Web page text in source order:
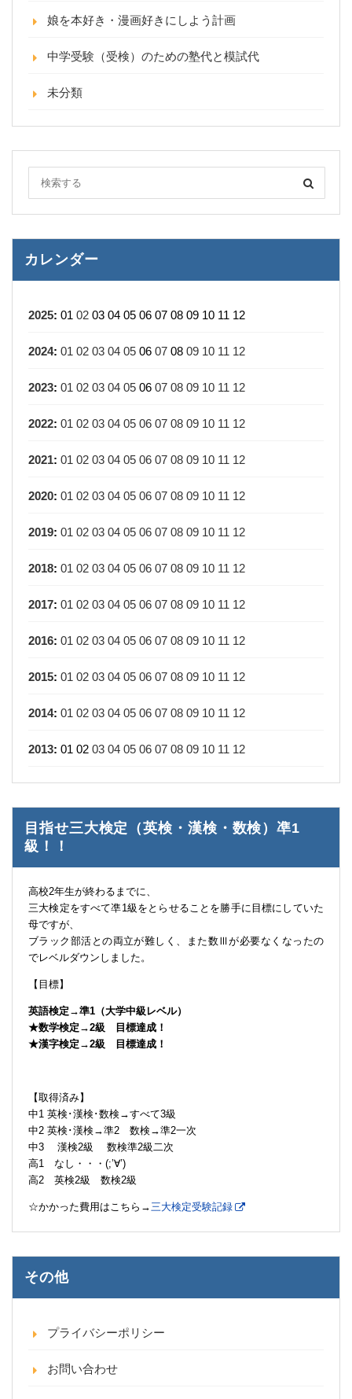
娘を本好き・漫画好きにしよう計画
中学受験（受検）のための塾代と模試代
未分類
カレンダー
2025: 01 02 03 04 05 06 07 08 09 10 11 12
2024: 01 02 03 04 05 06 07 08 09 10 11 12
2023: 01 02 03 04 05 06 07 08 09 10 11 12
2022: 01 02 03 04 05 06 07 08 09 10 11 12
2021: 01 02 03 04 05 06 07 08 09 10 11 12
2020: 01 02 03 04 05 06 07 08 09 10 11 12
2019: 01 02 03 04 05 06 07 08 09 10 11 12
2018: 01 02 03 04 05 06 07 08 09 10 11 12
2017: 01 02 03 04 05 06 07 08 09 10 11 12
2016: 01 02 03 04 05 06 07 08 09 10 11 12
2015: 01 02 03 04 05 06 07 08 09 10 11 12
2014: 01 02 03 04 05 06 07 08 09 10 11 12
2013: 01 02 03 04 05 06 07 08 09 10 11 12
目指せ三大検定（英検・漢検・数検）凖1
級！！
高校2年生が終わるまでに、
三大検定をすべて凖1級をとらせることを勝手に目標にしていた
母ですが、
ブラック部活との両立が難しく、また数Ⅲが必要なくなったの
でレベルダウンしました。
【目標】
英語検定→準1（大学中級レベル）
★数学検定→2級 目標達成！
★漢字検定→2級 目標達成！
【取得済み】
中1 英検･漢検･数検→すべて3級
中2 英検･漢検→準2 数検→準2一次
中3 漢検2級 数検準2級二次
高1 なし・・・(;’∀’)
高2 英検2級 数検2級
☆かかった費用はこちら→三大検定受験記録
その他
プライバシーポリシー
お問い合わせ